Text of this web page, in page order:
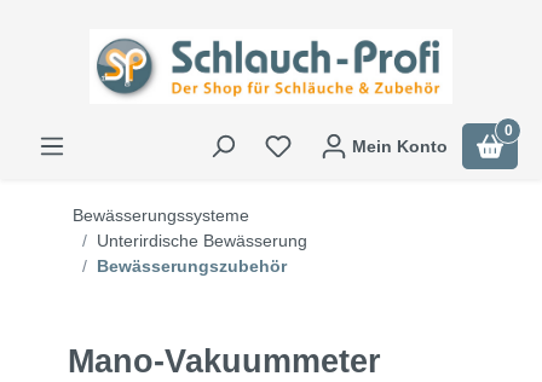
Mein Konto
0
Bewässerungssysteme
Unterirdische Bewässerung
Bewässerungszubehör
Mano-Vakuummeter